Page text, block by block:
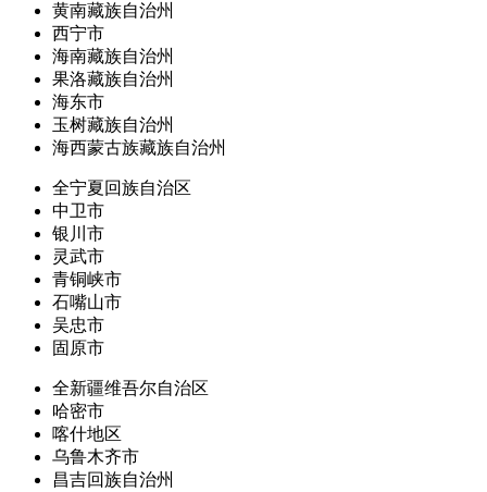
黄南藏族自治州
西宁市
海南藏族自治州
果洛藏族自治州
海东市
玉树藏族自治州
海西蒙古族藏族自治州
全宁夏回族自治区
中卫市
银川市
灵武市
青铜峡市
石嘴山市
吴忠市
固原市
全新疆维吾尔自治区
哈密市
喀什地区
乌鲁木齐市
昌吉回族自治州